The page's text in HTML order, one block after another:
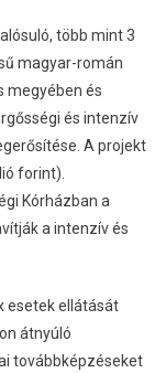
több mint 3
magyar-román
megyében és
és intenzív
A projekt
forint).
Kórházban a
a intenzív és
esetek ellátását
átnyúló
továbbképzéseket